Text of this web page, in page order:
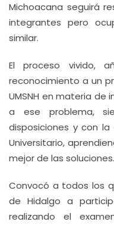
Michoacana seguirá
integrantes pero
similar.
El proceso vivido,
reconocimiento a un
UMSNH en materia
a ese problema,
disposiciones y con la
Universitario,
mejor de las soluciones.
Convocó a todos los
de Hidalgo a
realizando el